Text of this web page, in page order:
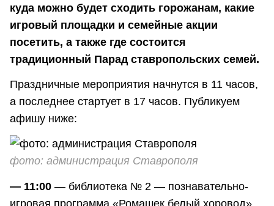
куда можно будет сходить горожанам, какие
игровый площадки и семейные акции
посетить, а также где состоится
традиционный Парад ставропольских семей.
Праздничные мероприятия начнутся в 11 часов,
а последнее стартует в 17 часов. Публикуем
афишу ниже:
фото: администрация Ставрополя
— 11:00 — библиотека № 2 — познавательно-
игровая программа «Ромашек белый хоровод»